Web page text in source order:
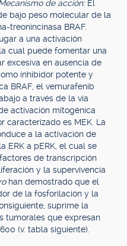
de acción: El
bajo peso molecular de la
treonincinasa BRAF.
a una activación
cual puede fomentar una
excesiva en ausencia de
inhibidor potente y
BRAF, el vemurafenib
a través de la vía
activación mitogénica
caracterizado es MEK. La
a la activación de
ERK a pERK, el cual se
de transcripción
y la supervivencia
han demostrado que el
de la fosforilación y la
suprime la
tumorales que expresan
(v. tabla siguiente).